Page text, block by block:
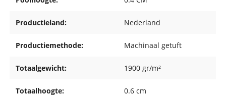
Productieland: Nederland
Productiemethode: Machinaal getuft
Totaalgewicht: 1900 gr/m²
Totaalhoogte: 0.6 cm